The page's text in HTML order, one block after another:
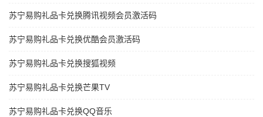
苏宁易购礼品卡兑换腾讯视频会员激活码
苏宁易购礼品卡兑换优酷会员激活码
苏宁易购礼品卡兑换搜狐视频
苏宁易购礼品卡兑换芒果TV
苏宁易购礼品卡兑换QQ音乐